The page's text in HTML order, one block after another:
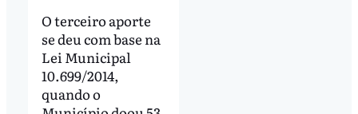
O terceiro aporte
se deu com base na
Lei Municipal
10.699/2014,
quando o